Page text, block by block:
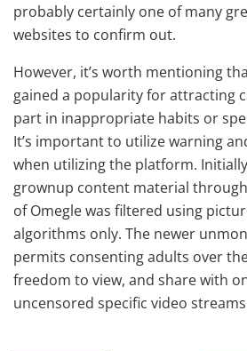
probably certainly one of many
websites to confirm out.
However, it’s worth mentioning
gained a popularity for attracting
part in inappropriate habits or
It’s important to utilize warning
when utilizing the platform.
grownup content material
of Omegle was filtered using
algorithms only. The newer
permits consenting adults over
freedom to view, and share with
uncensored specific video